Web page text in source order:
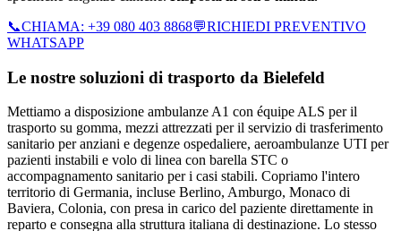
📞CHIAMA: +39 080 403 8868💬RICHIEDI PREVENTIVO
WHATSAPP
Le nostre soluzioni di trasporto da Bielefeld
Mettiamo a disposizione ambulanze A1 con équipe ALS per il
trasporto su gomma, mezzi attrezzati per il servizio di trasferimento
sanitario per anziani e degenze ospedaliere, aeroambulanze UTI per
pazienti instabili e volo di linea con barella STC o
accompagnamento sanitario per i casi stabili. Copriamo l'intero
territorio di Germania, incluse Berlino, Amburgo, Monaco di
Baviera, Colonia, con presa in carico del paziente direttamente in
reparto e consegna alla struttura italiana di destinazione. Lo stesso